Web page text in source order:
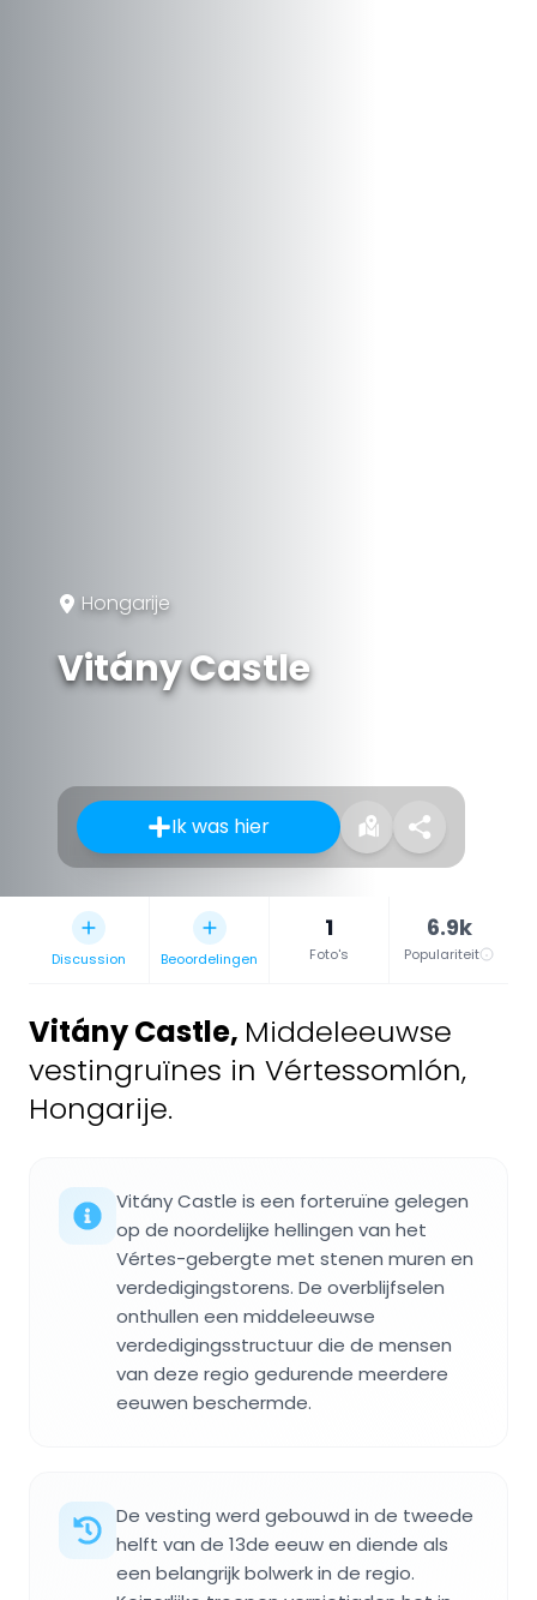
Hongarije
Vitány Castle
Ik was hier
Discussion Beoordelingen
1
Foto's
6.9k
Populariteit
Vitány Castle, Middeleeuwse
vestingruïnes in Vértessomlón,
Hongarije.
Vitány Castle is een forteruïne gelegen
op de noordelijke hellingen van het
Vértes-gebergte met stenen muren en
verdedigingstorens. De overblijfselen
onthullen een middeleeuwse
verdedigingsstructuur die de mensen
van deze regio gedurende meerdere
eeuwen beschermde.
De vesting werd gebouwd in de tweede
helft van de 13de eeuw en diende als
een belangrijk bolwerk in de regio.